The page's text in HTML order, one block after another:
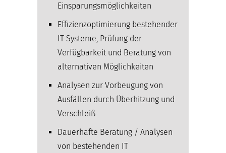
Einsparungsmöglichkeiten
Effizienzoptimierung bestehender
IT Systeme, Prüfung der
Verfügbarkeit und Beratung von
alternativen Möglichkeiten
Analysen zur Vorbeugung von
Ausfällen durch Überhitzung und
Verschleiß
Dauerhafte Beratung / Analysen
von bestehenden IT